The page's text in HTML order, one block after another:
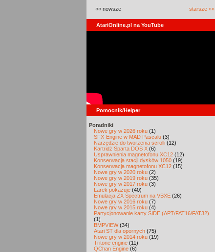
«« nowsze starsze »»
AtariOnline.pl na YouTube
Pomocnik/Helper
Poradniki
Nowe gry w 2026 roku (1)
SFX-Engine w MAD Pascalu (3)
Narzędzie do tworzenia scrolli (12)
Kartridż Sparta DOS X (6)
Usprawnienia magnetofonu XC12 (12)
Konserwacja stacji dysków 1050 (19)
Konserwacja magnetofonu XC12 (15)
Nowe gry w 2020 roku (2)
Nowe gry w 2019 roku (35)
Nowe gry w 2017 roku (3)
Larek pokazuje (40)
Emulacja ZX Spectrum na VBXE (26)
Nowe gry w 2016 roku (7)
Nowe gry w 2015 roku (4)
Partycjonowanie karty SIDE (APT/FAT16/FAT32)
(1)
BMPVIEW(34)
Atari ST dla opornych (75)
Nowe gry w 2014 roku (19)
Tritone engine (11)
QChan Engine (6)